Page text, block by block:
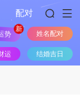
配对
势 姓名配对
运 结婚吉日